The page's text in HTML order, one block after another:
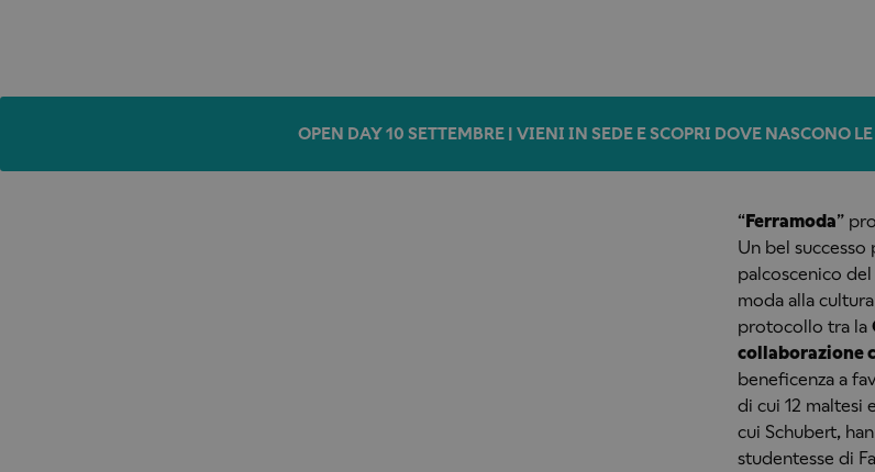
OPEN DAY 10 SETTEMBRE | VIENI IN SEDE E SCOPRI DOVE NASCONO
“Ferramoda”
Un bel successo
palcoscenico
moda alla
protocollo tra la
collaborazione
beneficenza a
di cui 12 maltesi
cui Schubert,
studentesse di